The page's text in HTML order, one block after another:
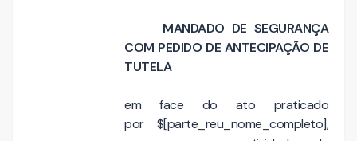
MANDADO DE SEGURANÇA
COM PEDIDO DE ANTECIPAÇÃO DE
TUTELA
em face do ato praticado
por $[parte_reu_nome_completo],